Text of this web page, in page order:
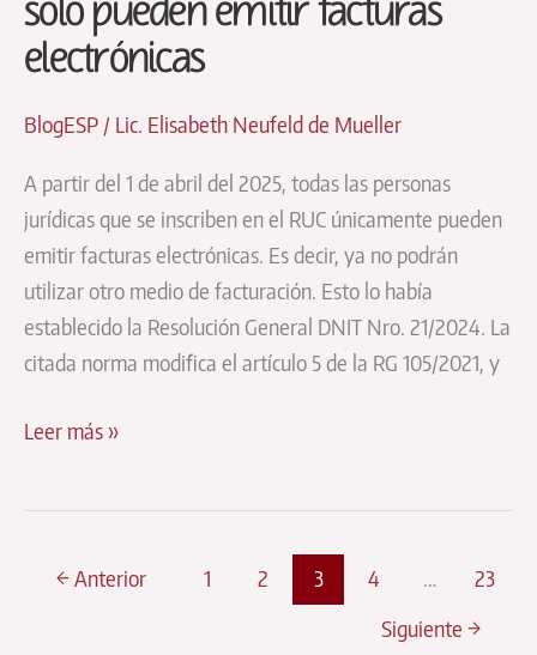
solo pueden emitir facturas
electrónicas
BlogESP / Lic. Elisabeth Neufeld de Mueller
A partir del 1 de abril del 2025, todas las personas
jurídicas que se inscriben en el RUC únicamente pueden
emitir facturas electrónicas. Es decir, ya no podrán
utilizar otro medio de facturación. Esto lo había
establecido la Resolución General DNIT Nro. 21/2024. La
citada norma modifica el artículo 5 de la RG 105/2021, y
A
2025
Leer más »
←Anterior 1 2 3 4 …
23
Siguiente →